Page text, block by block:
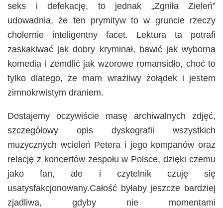
seks i defekację, to jednak „Zgniła Zieleń”
udowadnia, że ten prymityw to w gruncie rzeczy
cholernie inteligentny facet. Lektura ta potrafi
zaskakiwać jak dobry kryminał, bawić jak wyborna
komedia i zemdlić jak wzorowe romansidło, choć to
tylko dlatego, że mam wrażliwy żołądek i jestem
zimnokrwistym draniem.
Dostajemy oczywiście masę archiwalnych zdjęć,
szczegółowy opis dyskografii wszystkich
muzycznych wcieleń Petera i jego kompanów oraz
relację z koncertów zespołu w Polsce, dzięki czemu
jako fan, ale i czytelnik czuję się
usatysfakcjonowany.Całość byłaby jeszcze bardziej
zjadliwa, gdyby nie momentami